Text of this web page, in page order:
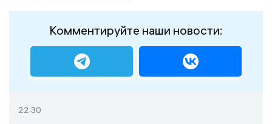
Комментируйте наши новости:
22:30